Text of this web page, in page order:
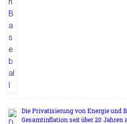
Die Privatisierung von Energie und
Gesamtinflation seit über 20 Jahren